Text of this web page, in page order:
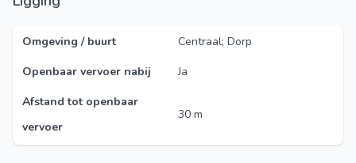
Omgeving / buurt
Centraal; Dorp
Openbaar vervoer nabij
Ja
Afstand tot openbaar
vervoer
30 m